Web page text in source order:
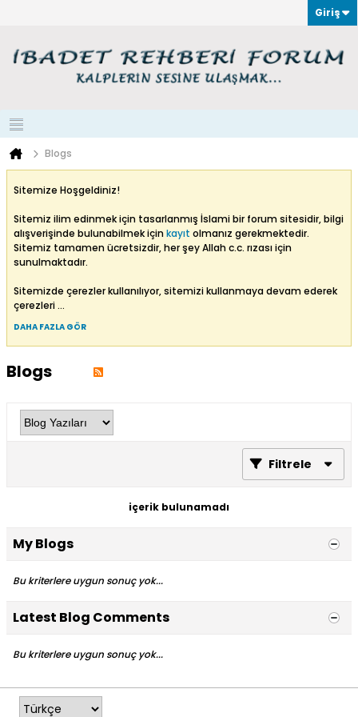
Giriş
Blogs
Sitemize Hoşgeldiniz!
Sitemiz ilim edinmek için tasarlanmış İslami bir forum sitesidir, bilgi
alışverişinde bulunabilmek içinkayıt olmanız gerekmektedir.
Sitemiz tamamen ücretsizdir, her şey Allah c.c. rızası için
sunulmaktadır.
Sitemizde çerezler kullanılıyor, sitemizi kullanmaya devam ederek
çerezleri...
DAHA FAZLA GÖR
Blogs
Filtrele
içerik bulunamadı
My Blogs
Bu kriterlere uygun sonuç yok...
Latest Blog Comments
Bu kriterlere uygun sonuç yok...